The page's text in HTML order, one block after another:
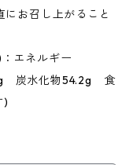
お召し上がること
エネルギー
炭水化物54.2g 食
)